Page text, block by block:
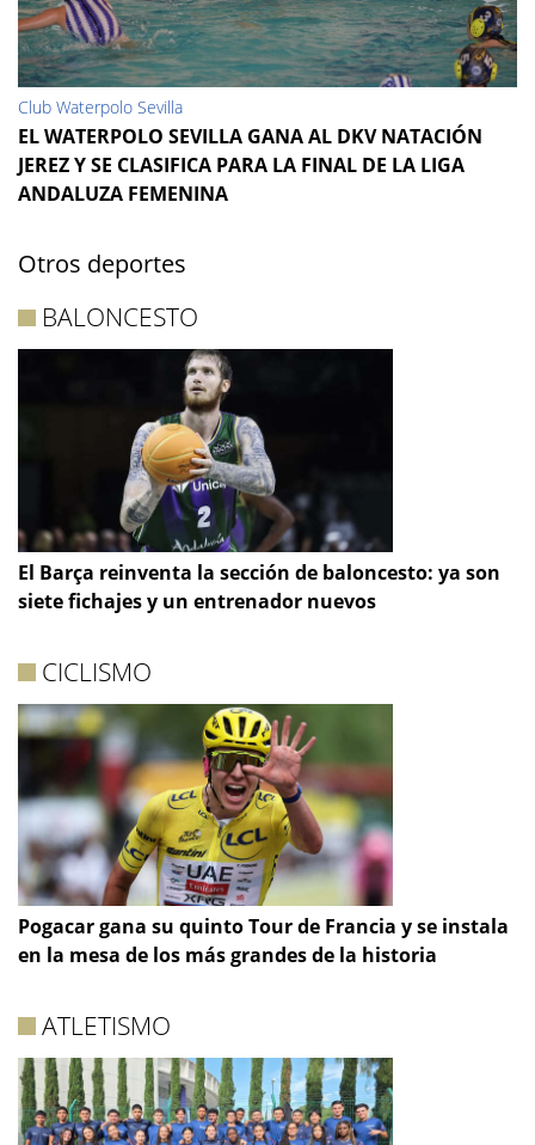
Club Waterpolo Sevilla
EL WATERPOLO SEVILLA GANA AL DKV NATACIÓN
JEREZ Y SE CLASIFICA PARA LA FINAL DE LA LIGA
ANDALUZA FEMENINA
Otros deportes
BALONCESTO
El Barça reinventa la sección de baloncesto: ya son
siete fichajes y un entrenador nuevos
CICLISMO
Pogacar gana su quinto Tour de Francia y se instala
en la mesa de los más grandes de la historia
ATLETISMO